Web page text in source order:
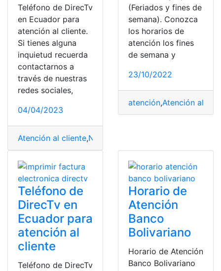
Teléfono de DirecTv
en Ecuador para
atención al cliente.
Si tienes alguna
inquietud recuerda
contactarnos a
través de nuestras
redes sociales,
04/04/2023
Atención al cliente,Número de teléfono
(Feriados y fines de
semana). Conozca
los horarios de
atención los fines
de semana y
23/10/2022
atención,Atención al
Teléfono de
DirecTv en
Ecuador para
atención al
cliente
Teléfono de DirecTv
Horario de
Atención
Banco
Bolivariano
Horario de Atención
Banco Bolivariano